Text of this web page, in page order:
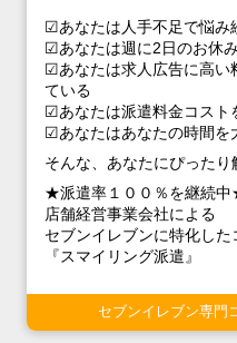
☑あなたは人手不足で悩み
☑あなたは週に2日のお休
☑あなたは求人広告に高い
ている
☑あなたは派遣料金コスト
☑あなたはあなたの時間を
そんな、あなたにぴったり
★派遣率１００％を継続
店舗経営事業会社による
セブンイレブンに特化し
『スマイリング派遣』
セブンイレブン専門